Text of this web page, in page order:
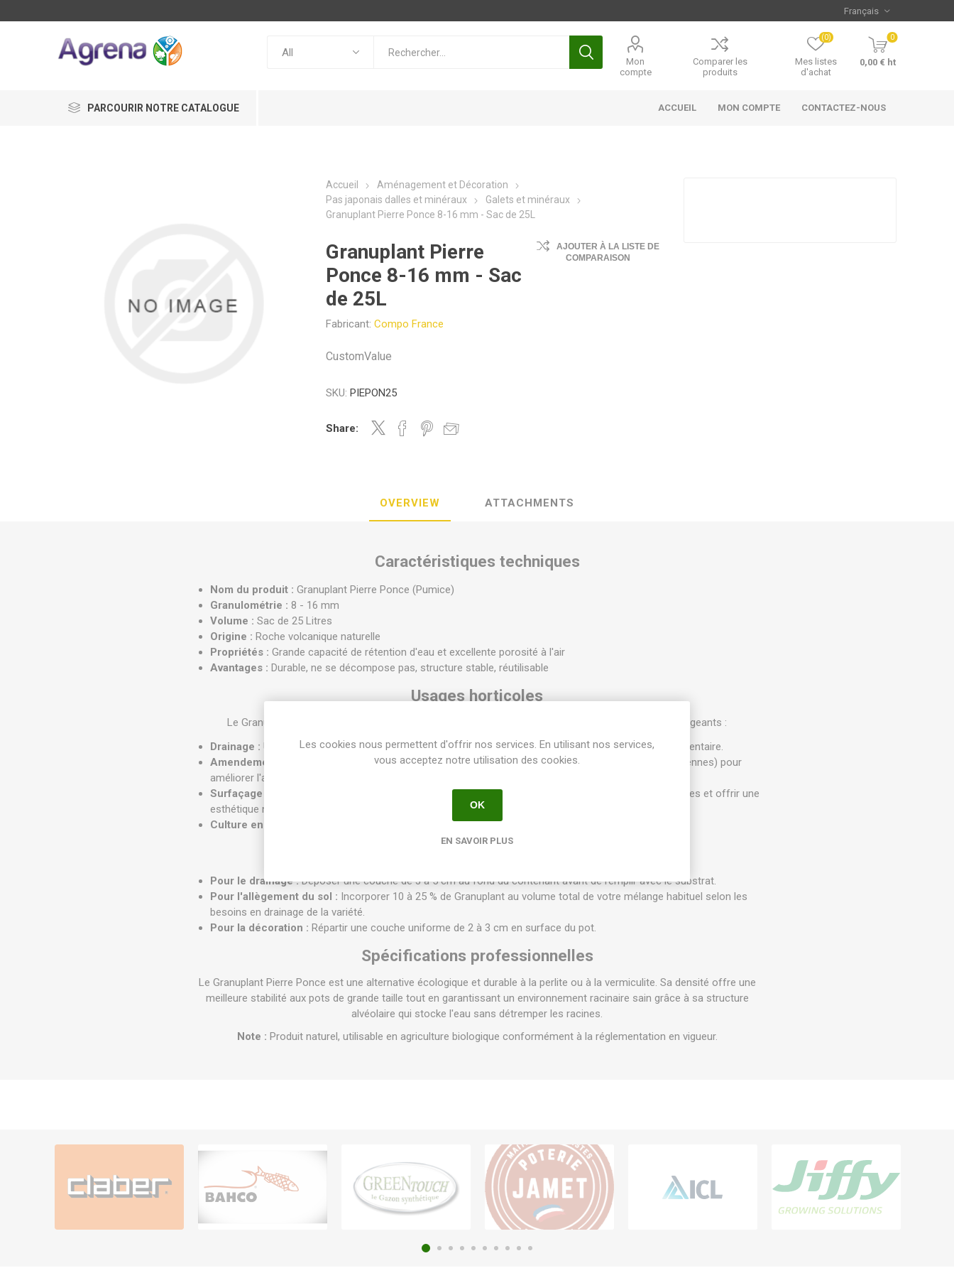
Mon
compte
Comparer les
produits
Mes listes
d'achat
(0) 0
0,00 € ht
PARCOURIR NOTRE CATALOGUE ACCUEIL MON COMPTE CONTACTEZ-NOUS
Accueil
Aménagement et Décoration
Pas japonais dalles et minéraux
Galets et minéraux
Granuplant Pierre Ponce 8-16 mm - Sac de 25L
Granuplant Pierre
Ponce 8-16 mm - Sac
de 25L
Fabricant: Compo France
AJOUTER À LA LISTE DE
COMPARAISON
CustomValue
SKU: PIEPON25
Share:
OVERVIEW ATTACHMENTS
Caractéristiques techniques
Nom du produit : Granuplant Pierre Ponce (Pumice)
Granulométrie : 8 - 16 mm
Volume : Sac de 25 Litres
Origine : Roche volcanique naturelle
Propriétés : Grande capacité de rétention d'eau et excellente porosité à l'air
Avantages : Durable, ne se décompose pas, structure stable, réutilisable
Usages horticoles
Le Granuplant est un amendement minéral polyvalent, idéal pour les professionnels et amateurs exigeants :
Drainage : Utilisé en fond de pot pour éviter l'asphyxie racinaire et favoriser l'évacuation de l'eau excédentaire.
Amendement de substrat :
Mélangé au terreau (Cactées, Succulentes, Bonsaïs, Plantes méditerranéennes) pour
améliorer l'aération et la structure.
Surfaçage décoratif :
Idéal en couche de finition pour limiter l'évaporation, protéger le collet des plantes et offrir une
esthétique naturelle et moderne.
Culture en pur :
Adapté pour certains systèmes de culture hydroponique ou semi-hydroponique.
Pour le drainage :Déposer une couche de 3 à 5 cm au fond du contenant avant de remplir avec le substrat.
Pour l'allègement du sol : Incorporer 10 à 25 % de Granuplant au volume total de votre mélange habituel selon les
besoins en drainage de la variété.
Pour la décoration : Répartir une couche uniforme de 2 à 3 cm en surface du pot.
Spécifications professionnelles
Le Granuplant Pierre Ponce est une alternative écologique et durable à la perlite ou à la vermiculite. Sa densité offre une
meilleure stabilité aux pots de grande taille tout en garantissant un environnement racinaire sain grâce à sa structure
alvéolaire qui stocke l'eau sans détremper les racines.
Note : Produit naturel, utilisable en agriculture biologique conformément à la réglementation en vigueur.
Les cookies nous permettent d'offrir nos services. En utilisant nos services,
vous acceptez notre utilisation des cookies.
OK
EN SAVOIR PLUS